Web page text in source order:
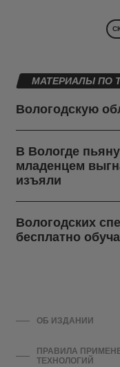
МАТЕРИАЛЫ ПО
Вологодскую
В Вологде
младенцем
изъяли
Вологодских
бесплатно
ОБ ИЗДАНИИ
ПРАВИЛА
ТЕХНОЛОГИЙ